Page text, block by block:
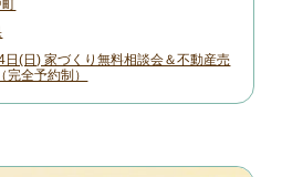
町
日(日) 家づくり無料相談会＆不動産売
完全予約制）